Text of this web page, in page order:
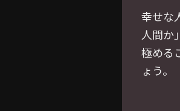
幸せな
人間か
極める
ょう。